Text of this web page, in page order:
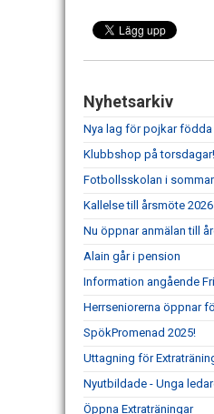
Nyhetsarkiv
Nya lag för pojkar
Klubbshop på torsdagar!
Fotbollsskolan i
Kallelse till årsmöte 2026
Nu öppnar anmälan till
Alain går i pension
Information angående
Herrseniorerna öppnar
SpökPromenad 2025!
Uttagning för
Nyutbildade - Unga
Öppna Extraträningar